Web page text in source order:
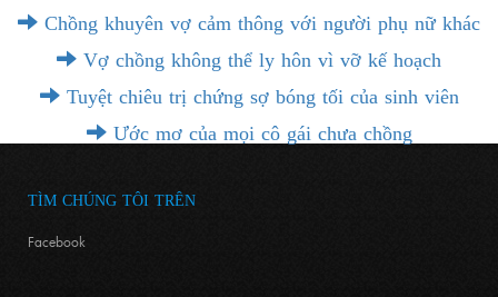
Chồng khuyên vợ cảm thông với người phụ nữ khác
Vợ chồng không thể ly hôn vì vỡ kế hoạch
Tuyệt chiêu trị chứng sợ bóng tối của sinh viên
Ước mơ của mọi cô gái chưa chồng
TÌM CHÚNG TÔI TRÊN
Facebook